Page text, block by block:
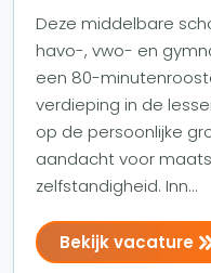
Deze middelbare
havo-, vwo- en
een 80-
verdieping in de
op de persoonlijke
aandacht voor
zelfstandigheid. Inn...
Bekijk vacature